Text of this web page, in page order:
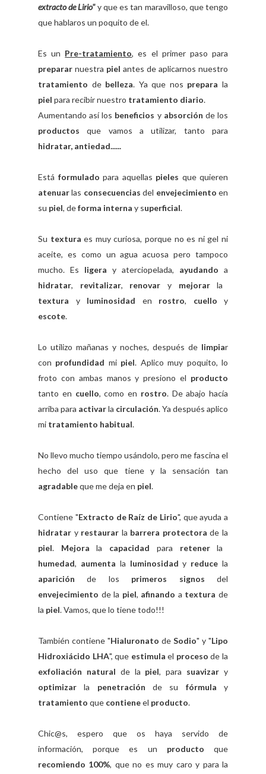
extracto de Lirio"y que es tan maravilloso, que tengo
que hablaros un poquito de el.
Es un Pre-tratamiento, es el primer paso para
preparar nuestra piel antes de aplicarnos nuestro
tratamiento de belleza. Ya que nos prepara la
piel para recibir nuestro tratamiento diario.
Aumentando así los beneficios y absorción de los
productos que vamos a utilizar, tanto para
hidratar, antiedad......
Está formulado para aquellas pieles que quieren
atenuarlas consecuencias del envejecimiento en
su piel, deforma interna y superficial.
Su textura es muy curiosa, porque no es ni gel ni
aceite, es como un agua acuosa pero tampoco
mucho. Es ligera y aterciopelada, ayudando a
hidratar, revitalizar, renovary mejorarla
textura y luminosidad en rostro, cuello y
escote.
Lo utilizo mañanas y noches, después de limpiar
con profundidad mi piel. Aplico muy poquito, lo
froto con ambas manos y presiono el producto
tanto en cuello, como en rostro. De abajo hacía
arriba para activarla circulación. Ya después aplico
mi tratamiento habitual.
No llevo mucho tiempo usándolo, pero me fascina el
hecho del uso que tiene y la sensación tan
agradableque me deja en piel.
Contiene "Extracto de Raíz de Lirio", que ayuda a
hidratar y restaurar la barrera protectora de la
piel. Mejora la capacidad para retenerla
humedad, aumenta la luminosidad y reduce la
apariciónde los primeros signos del
envejecimiento de la piel, afinando a texturade
la piel. Vamos, que lo tiene todo!!!
También contiene "Hialuronato de Sodio" y "Lipo
Hidroxiácido LHA", que estimula el proceso de la
exfoliación natural de la piel, para suavizar y
optimizarla penetración de su fórmula y
tratamiento que contieneel producto.
Chic@s, espero que os haya servido de
información, porque es un productoque
recomiendo 100%, que no es muy caro y para la